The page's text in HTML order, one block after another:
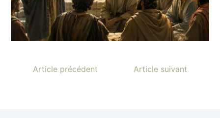
Article précédent Article suivant